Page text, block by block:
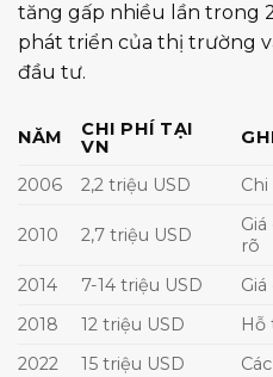
tăng gấp nhiều lần trong
phát triển của thị trường
đầu tư.
NĂM
CHI PHÍ TẠI
VN
2006 2,2 triệu USD
2010 2,7 triệu USD
rõ
2014
7-14 triệu USD
2018
12 triệu USD
Hỗ
2022
15 triệu USD